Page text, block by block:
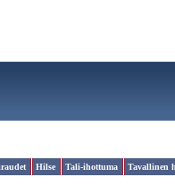
Hilse Tali-ihottuma Tavallinen